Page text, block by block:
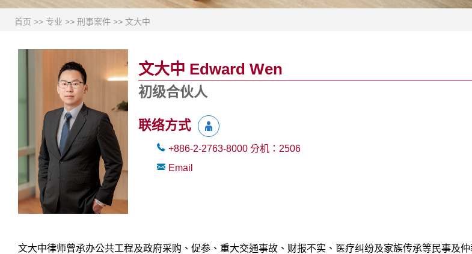
首页 >> 专业 >> 刑事案件 >> 文大中
文大中 Edward Wen
初级合伙人
联络方式
+886-2-2763-8000 分机： 2506
Email
文大中律师曾承办公共工程及政府采购、促参、重大交通事故、财报不实、医疗纠纷及家族传承等民事及